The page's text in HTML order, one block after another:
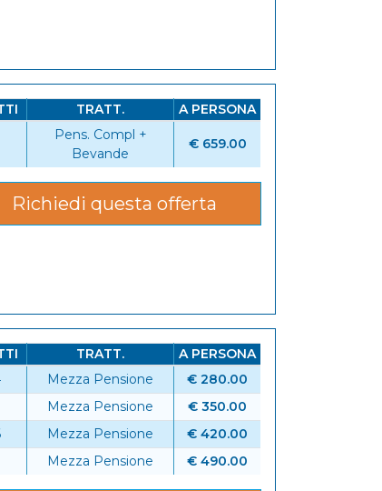
TRATT. A PERSONA
Pens. Compl +
Bevande
€ 659.00
Richiedi questa offerta
TRATT.
A PERSONA
Mezza Pensione
€ 280.00
Mezza Pensione
€ 350.00
Mezza Pensione
€ 420.00
Mezza Pensione € 490.00